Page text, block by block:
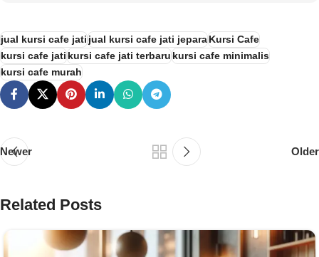
jual kursi cafe jati jual kursi cafe jati jeparaKursi Cafe
kursi cafe jati kursi cafe jati terbaru kursi cafe minimalis
kursi cafe murah
Newer Older
Related Posts